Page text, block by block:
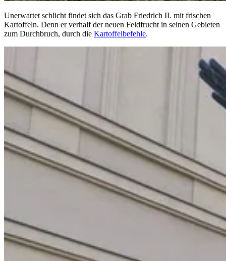
Unerwartet schlicht findet sich das Grab Friedrich II. mit frischen
Kartoffeln. Denn er verhalf der neuen Feldfrucht in seinen Gebieten
zum Durchbruch, durch die Kartoffelbefehle.